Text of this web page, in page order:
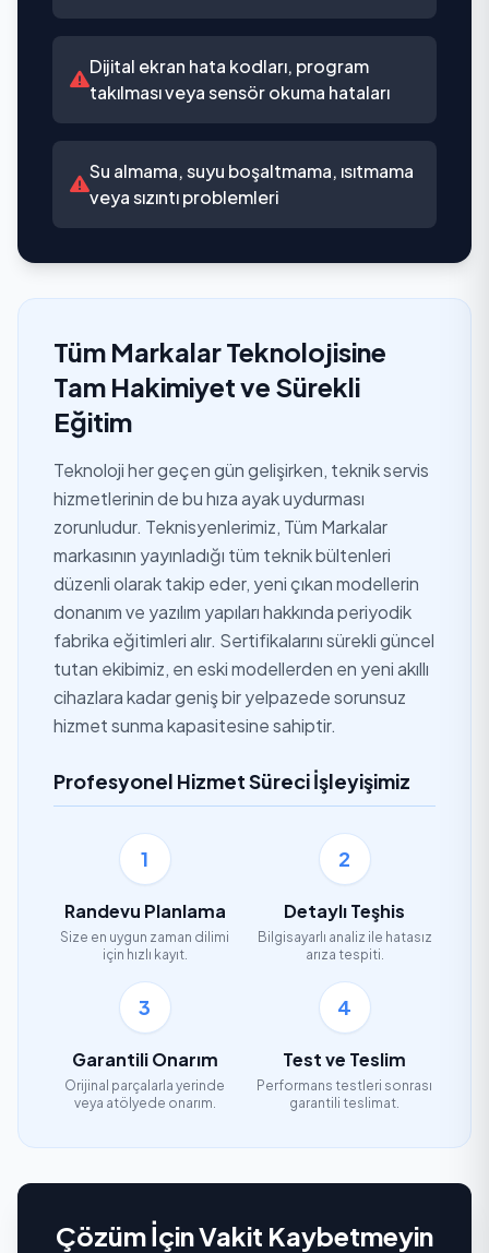
Dijital ekran hata kodları, program
takılması veya sensör okuma hataları
Su almama, suyu boşaltmama, ısıtmama
veya sızıntı problemleri
Tüm Markalar Teknolojisine
Tam Hakimiyet ve Sürekli
Eğitim
Teknoloji her geçen gün gelişirken, teknik servis
hizmetlerinin de bu hıza ayak uydurması
zorunludur. Teknisyenlerimiz, Tüm Markalar
markasının yayınladığı tüm teknik bültenleri
düzenli olarak takip eder, yeni çıkan modellerin
donanım ve yazılım yapıları hakkında periyodik
fabrika eğitimleri alır. Sertifikalarını sürekli güncel
tutan ekibimiz, en eski modellerden en yeni akıllı
cihazlara kadar geniş bir yelpazede sorunsuz
hizmet sunma kapasitesine sahiptir.
Profesyonel Hizmet Süreci İşleyişimiz
1
Randevu Planlama
Size en uygun zaman dilimi
için hızlı kayıt.
2
Detaylı Teşhis
Bilgisayarlı analiz ile hatasız
arıza tespiti.
3
Garantili Onarım
Orijinal parçalarla yerinde
veya atölyede onarım.
4
Test ve Teslim
Performans testleri sonrası
garantili teslimat.
Çözüm İçin Vakit Kaybetmeyin